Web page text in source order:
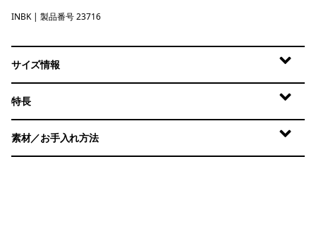
Ink Black
INBK | 製品番号 23716
サイズ情報
特長
素材／お手入れ方法